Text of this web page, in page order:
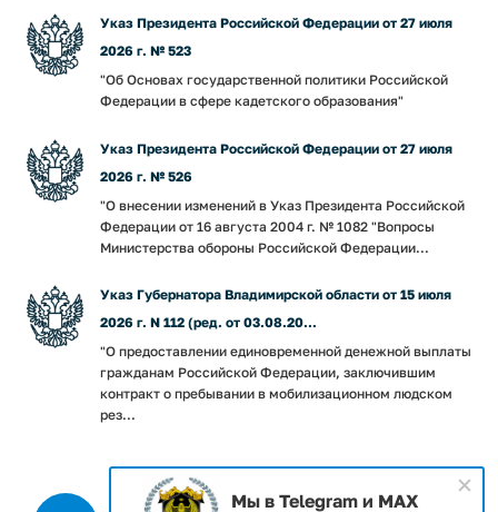
Указ Президента Российской Федерации от 27 июля
2026 г. № 523
"Об Основах государственной политики Российской
Федерации в сфере кадетского образования"
Указ Президента Российской Федерации от 27 июля
2026 г. № 526
"О внесении изменений в Указ Президента Российской
Федерации от 16 августа 2004 г. № 1082 "Вопросы
Министерства обороны Российской Федерации...
Указ Губернатора Владимирской области от 15 июля
2026 г. N 112 (ред. от 03.08.20...
"О предоставлении единовременной денежной выплаты
гражданам Российской Федерации, заключившим
контракт о пребывании в мобилизационном людском
рез...
Мы в Telegram и MAX